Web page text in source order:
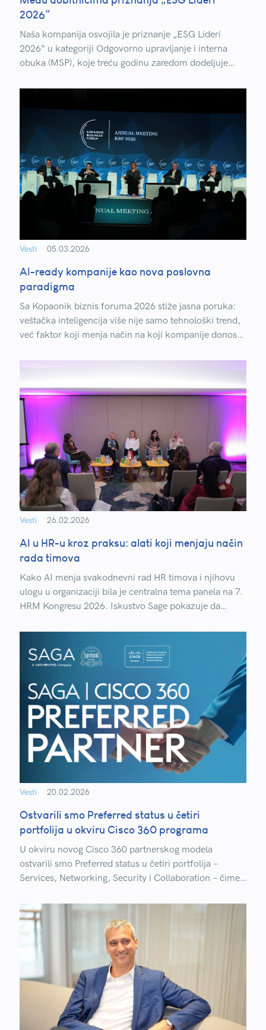
2026“
Naša kompanija osvojila je priznanje „ESG Lideri
2026“ u kategoriji Odgovorno upravljanje i interna
obuka (MSP), koje treću godinu zaredom dodeljuje
Vesti 05.03.2026
AI-ready kompanije kao nova poslovna
paradigma
Sa Kopaonik biznis foruma 2026 stiže jasna poruka:
veštačka inteligencija više nije samo tehnološki trend,
već faktor koji menja način na koji kompanije donose
Vesti 26.02.2026
AI u HR-u kroz praksu: alati koji menjaju način
rada timova
Kako AI menja svakodnevni rad HR timova i njihovu
ulogu u organizaciji bila je centralna tema panela na 7.
HRM Kongresu 2026. Iskustvo Sage pokazuje da
strateško planiranje kompetencija.
Vesti 20.02.2026
Ostvarili smo Preferred status u četiri
portfolija u okviru Cisco 360 programa
U okviru novog Cisco 360 partnerskog modela
ostvarili smo Preferred status u četiri portfolija –
Services, Networking, Security i Collaboration – čime
Srbiji po broju osvojenih statusa.